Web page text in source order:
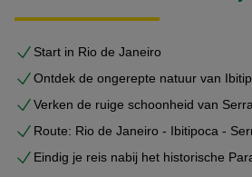
landschap van Brazilië voorgoed
gewapend beton, is een symbool
creativiteit.
Brasília: De hoofdstad, volledig
Start in Rio de Janeiro
Ontdek de ongerepte natuur van
Verken de ruige schoonheid van
Route: Rio de Janeiro - Ibitipoca -
Eindig je reis nabij het historische